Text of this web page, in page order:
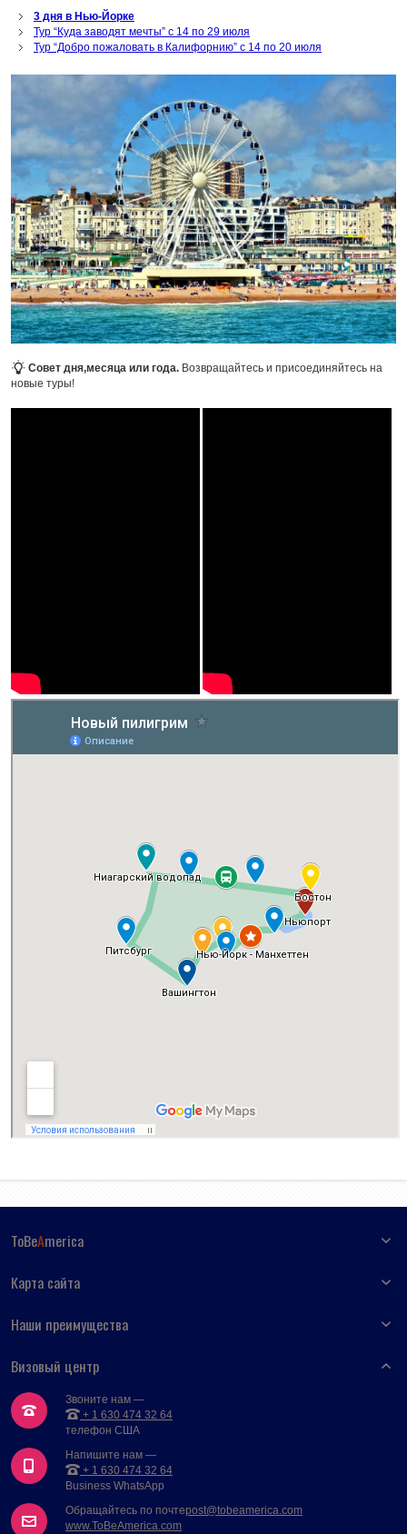
3 дня в Нью-Йорке
Тур “Куда заводят мечты” с 14 по 29 июля
Тур “Добро пожаловать в Калифорнию” с 14 по 20 июля
Совет дня,месяца или года. Возвращайтесь и присоединяйтесь на
новые туры!
ToBeAmerica
Карта сайта
Наши преимущества
Визовый центр
Звоните нам —
+ 1 630 474 32 64
телефон США
Напишите нам —
+ 1 630 474 32 64
Business WhatsApp
Обращайтесь по почтеpost@tobeamerica.com
www.ToBeAmerica.com